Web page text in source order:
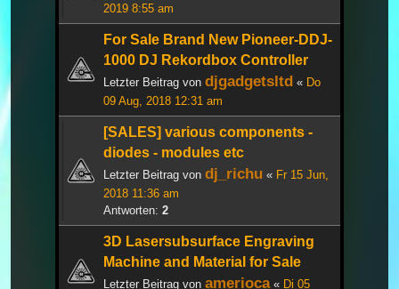
2019 8:55 am
For Sale Brand New Pioneer-DDJ-
1000 DJ Rekordbox Controller
Letzter Beitrag von djgadgetsltd « Do
09 Aug, 2018 12:31 am
[SALES] various components -
diodes - modules etc
Letzter Beitrag von dj_richu « Fr 15 Jun,
2018 11:36 am
Antworten: 2
3D Lasersubsurface Engraving
Machine and Material for Sale
Letzter Beitrag von amerioca« Di 05